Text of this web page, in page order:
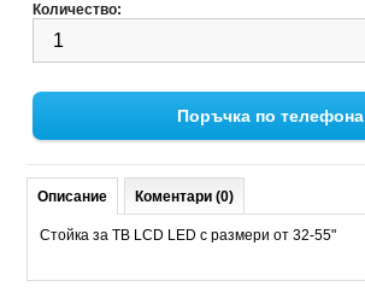
Количество:
Поръчка по телефона
Описание Коментари (0)
Стойка за ТВ LCD LED с размери от 32-55"